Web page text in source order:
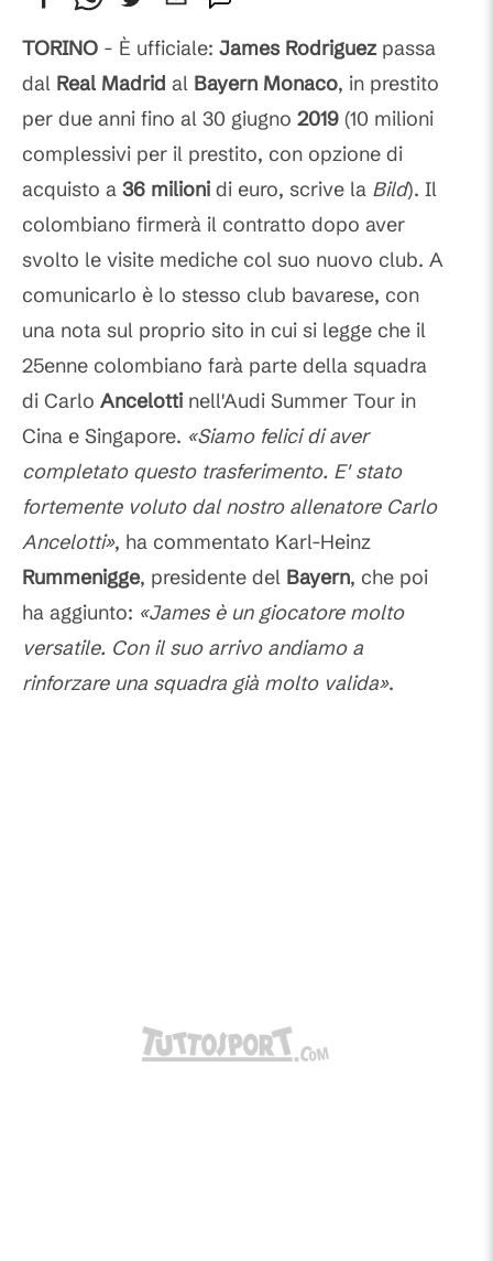
TORINO - È ufficiale: James Rodriguez passa
dal Real Madrid al Bayern Monaco, in prestito
per due anni fino al 30 giugno 2019 (10 milioni
complessivi per il prestito, con opzione di
acquisto a 36 milioni di euro, scrive la Bild). Il
colombiano firmerà il contratto dopo aver
svolto le visite mediche col suo nuovo club. A
comunicarlo è lo stesso club bavarese, con
una nota sul proprio sito in cui si legge che il
25enne colombiano farà parte della squadra
di Carlo Ancelotti nell'Audi Summer Tour in
Cina e Singapore. «Siamo felici di aver
completato questo trasferimento. E' stato
fortemente voluto dal nostro allenatore Carlo
Ancelotti», ha commentato Karl-Heinz
Rummenigge, presidente del Bayern, che poi
ha aggiunto: «James è un giocatore molto
versatile. Con il suo arrivo andiamo a
rinforzare una squadra già molto valida».